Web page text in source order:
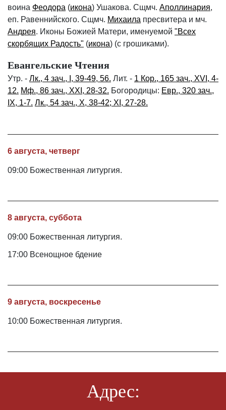
воина Феодора (икона) Ушакова. Сщмч. Аполлинария,
еп. Равеннийского. Сщмч. Михаила пресвитера и мч.
Андрея. Иконы Божией Матери, именуемой "Всех
скорбящих Радость" (икона) (с грошиками).
Евангельские Чтения
Утр. - Лк., 4 зач., I, 39-49, 56. Лит. - 1 Кор., 165 зач., XVI, 4-
12. Мф., 86 зач., XXI, 28-32. Богородицы: Евр., 320 зач.,
IX, 1-7. Лк., 54 зач., X, 38-42; XI, 27-28.
6 августа, четверг
09:00 Божественная литургия.
8 августа, суббота
09:00 Божественная литургия.
17:00 Всенощное бдение
9 августа, воскресенье
10:00 Божественная литургия.
Адрес: